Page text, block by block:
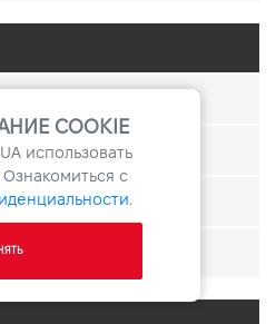
COOKIE
использовать
Ознакомиться с
.